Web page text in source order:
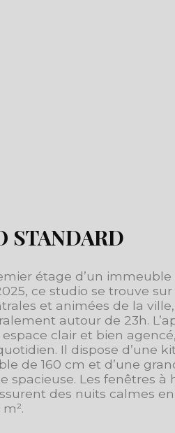
STANDARD
étage d’un
ce studio se trouve sur
et animées de la
autour de 23h.
clair et bien
Il dispose d’une
de 160 cm et d’une
spacieuse. Les fenêtres à
des nuits calmes